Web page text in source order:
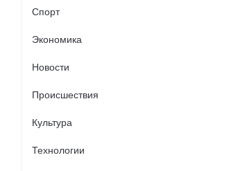
Спорт
Экономика
Новости
Происшествия
Культура
Технологии